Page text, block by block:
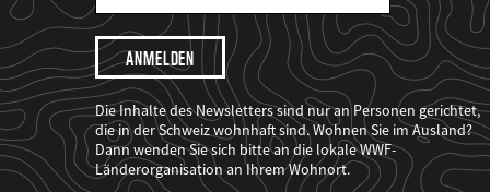
Mail
Adresse
Ich
möchte,
dass
der
WWF
mich
über
seine
Projekte
informiert.
Die Inhalte des Newsletters sind nur an Personen gerichtet,
die in der Schweiz wohnhaft sind. Wohnen Sie im Ausland?
Dann wenden Sie sich bitte an die lokale WWF-
Länderorganisation an Ihrem Wohnort.